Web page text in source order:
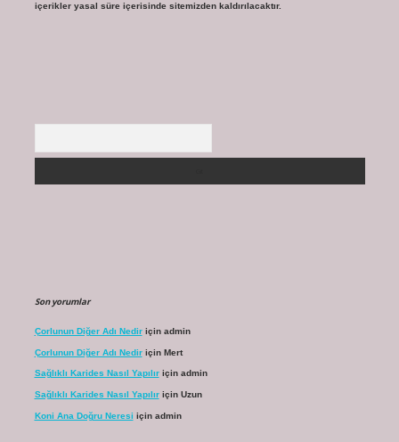
içerikler yasal süre içerisinde sitemizden kaldırılacaktır.
Son yorumlar
Çorlunun Diğer Adı Nediriçin admin
Çorlunun Diğer Adı Nediriçin Mert
Sağlıklı Karides Nasıl Yapılıriçin admin
Sağlıklı Karides Nasıl Yapılıriçin Uzun
Koni Ana Doğru Neresi için admin